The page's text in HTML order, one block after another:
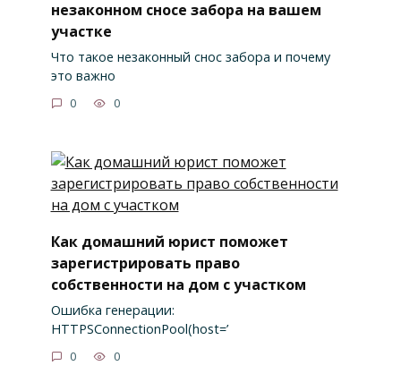
незаконном сносе забора на вашем
участке
Что такое незаконный снос забора и почему
это важно
0 0
Как домашний юрист поможет
зарегистрировать право
собственности на дом с участком
Ошибка генерации:
HTTPSConnectionPool(host=’
0 0